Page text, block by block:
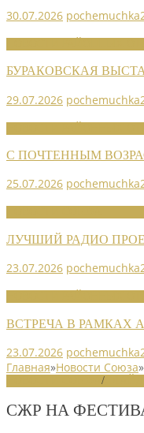
30.07.2026
БУРАКОВСКАЯ
29.07.2026
С ПОЧТЕННЫМ
25.07.2026
ЛУЧШИЙ РАДИО
23.07.2026
ВСТРЕЧА В РАМКАХ
23.07.2026
Главная»Новости Союза»
/
СЖР НА